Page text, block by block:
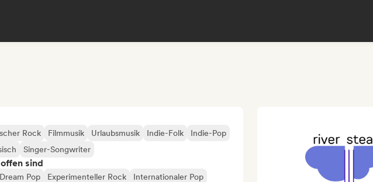
Rock Filmmusik Urlaubsmusik Indie-Folk
Indie-Pop
Singer-Songwriter
sind
Dream Pop Experimenteller Rock
Internationaler Pop